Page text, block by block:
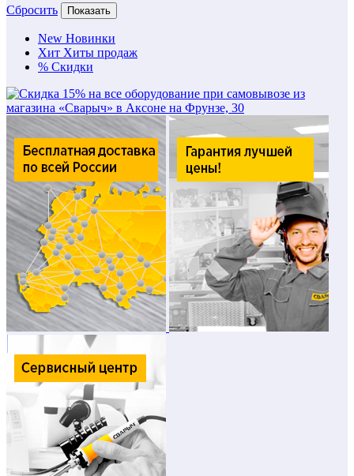
Сбросить
Показать
New Новинки
Хит Хиты продаж
% Скидки